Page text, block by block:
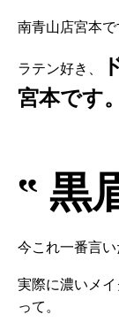
南青山店宮本で
ラテン好き、
宮本です。
‟ 黒
今これ一番言い
実際に濃いメ
って。